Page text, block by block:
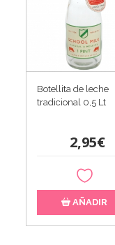
Botellita de leche
tradicional 0,5 Lt
2,95€
AÑADIR